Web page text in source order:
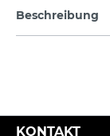
Beschreibung
KONTAKT